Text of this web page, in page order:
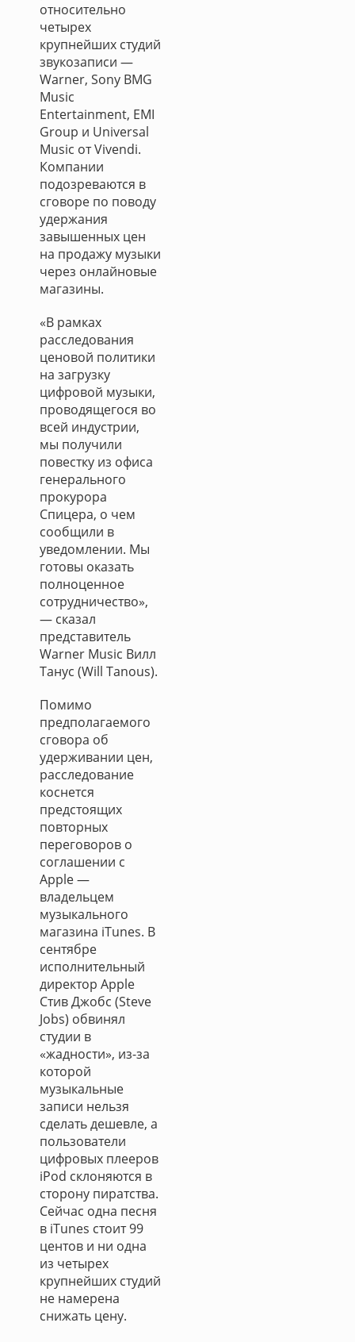
относительно
четырех
крупнейших студий
звукозаписи —
Warner, Sony BMG
Music
Entertainment, EMI
Group и Universal
Music от Vivendi.
Компании
подозреваются в
сговоре по поводу
удержания
завышенных цен
на продажу музыки
через онлайновые
магазины.
«В рамках
расследования
ценовой политики
на загрузку
цифровой музыки,
проводящегося во
всей индустрии,
мы получили
повестку из офиса
генерального
прокурора
Спицера, о чем
сообщили в
уведомлении. Мы
готовы оказать
полноценное
сотрудничество»,
— сказал
представитель
Warner Music Вилл
Танус (Will Tanous).
Помимо
предполагаемого
сговора об
удерживании цен,
расследование
коснется
предстоящих
повторных
переговоров о
соглашении с
Apple —
владельцем
музыкального
магазина iTunes. В
сентябре
исполнительный
директор Apple
Стив Джобс (Steve
Jobs) обвинял
студии в
«жадности», из-за
которой
музыкальные
записи нельзя
сделать дешевле, а
пользователи
цифровых плееров
iPod склоняются в
сторону пиратства.
Сейчас одна песня
в iTunes стоит 99
центов и ни одна
из четырех
крупнейших студий
не намерена
снижать цену.